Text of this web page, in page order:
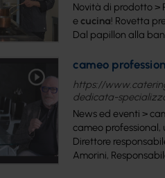
Novità di prodotto >
ecucina! Rovetta
Dal papillon alla
cameo
https://
dedicata-
News ed eventi >
cameo
Direttore
Amorini,